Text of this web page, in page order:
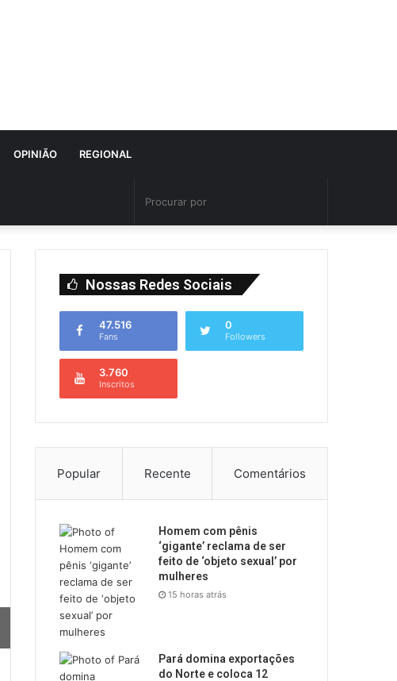
OPINIÃO REGIONAL
Nossas Redes Sociais
47.516
Fans
0
Followers
3.760
Inscritos
Popular Recente Comentários
Homem com pênis
‘gigante’ reclama de ser
feito de ‘objeto sexual’ por
mulheres
15 horas atrás
Pará domina exportações
do Norte e coloca 12